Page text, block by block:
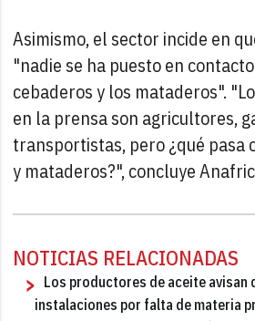
Asimismo, el sector incide en
"nadie se ha puesto en
cebaderos y los mataderos".
en la prensa son agricultores,
transportistas, pero ¿qué pasa
y mataderos?", concluye
NOTICIAS RELACIONADAS
Los productores de aceite avisan
instalaciones por falta de materia